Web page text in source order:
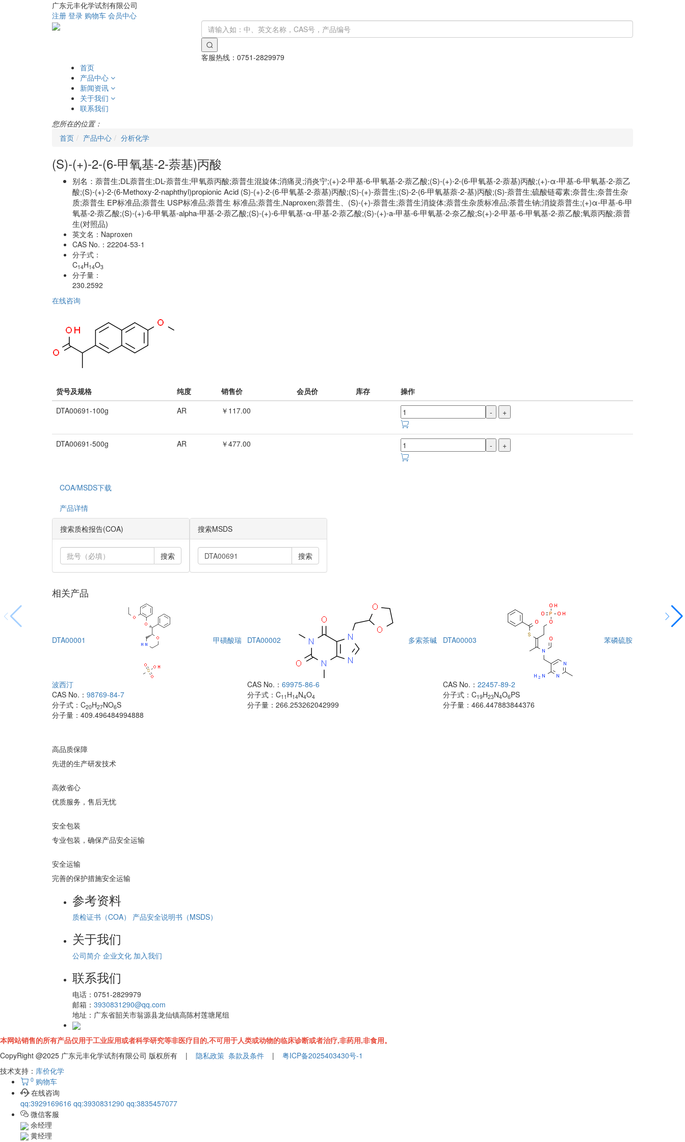
广东元丰化学试剂有限公司
注册 登录 购物车 会员中心
客服热线： 0751-2829979
首页
产品中心
新闻资讯
关于我们
联系我们
您所在的位置：
首页
产品中心 分析化学
(S)-(+)-2-(6-甲氧基-2-萘基)丙酸
别名： 萘普生;DL萘普生;DL-萘普生;甲氧萘丙酸;萘普生混旋体;消痛灵;消炎宁;(+)-2-甲基-6-甲氧基-2-萘乙酸;(S)-(+)-2-(6-甲氧基-2-萘基)丙酸;(+)-α-甲基-6-甲氧基-2-萘乙
酸;(S)-(+)-2-(6-Methoxy-2-naphthyl)propionic Acid (S)-(+)-2-(6-甲氧基-2-萘基)丙酸;(S)-(+)-萘普生;(S)-2-(6-甲氧基萘-2-基)丙酸;(S)-萘普生;硫酸链霉素;奈普生;奈普生杂
质;萘普生 EP标准品;萘普生 USP标准品;萘普生 标准品;萘普生,Naproxen;萘普生、(S)-(+)-萘普生;萘普生消旋体;萘普生杂质标准品;荼普生钠;消旋萘普生;(+)α-甲基-6-甲
氧基-2-萘乙酸;(S)-(+)-6-甲氧基-alpha-甲基-2-萘乙酸;(S)-(+)-6-甲氧基-α-甲基-2-萘乙酸;(S)-(+)-a-甲基-6-甲氧基-2-奈乙酸;S(+)-2-甲基-6-甲氧基-2-萘乙酸;氧萘丙酸;萘普
生(对照品)
英文名： Naproxen
CAS No.： 22204-53-1
分子式：
C14H14O3
分子量：
230.2592
在线咨询
货号及规格 纯度 销售价 会员价 库存
操作
DTA00691-100g
AR ￥117.00 - +
DTA00691-500g AR ￥477.00 - +
COA/MSDS下载
产品详情
搜索质检报告(COA)
搜索
搜索MSDS
搜索
相关产品
DTA00001 甲磺酸瑞
波西汀
CAS No.： 98769-84-7
分子式： C20H27NO6S
分子量： 409.496484994888
DTA00002 多索茶碱
CAS No.：69975-86-6
分子式：C11 H14N4O4
分子量：266.253262042999
DTA00003 苯磷硫胺
CAS No.： 22457-89-2
分子式： C19H23N4O6PS
分子量： 466.447883844376
高品质保障
先进的生产研发技术
高效省心
优质服务，售后无忧
安全包装
专业包装，确保产品安全运输
安全运输
完善的保护措施安全运输
参考资料
质检证书（COA） 产品安全说明书（MSDS）
关于我们
公司简介 企业文化 加入我们
联系我们
电话： 0751-2829979
邮箱： 3930831290@qq.com
地址： 广东省韶关市翁源县龙仙镇高陈村莲塘尾组
本网站销售的所有产品仅用于工业应用或者科学研究等非医疗目的,不可用于人类或动物的临床诊断或者治疗,非药用,非食用。
CopyRight @2025 广东元丰化学试剂有限公司 版权所有 | 隐私政策 条款及条件 | 粤ICP备2025403430号-1
技术支持： 库价化学
0 购物车
在线咨询
qq:3929169616 qq:3930831290 qq:3835457077
微信客服
余经理
黄经理